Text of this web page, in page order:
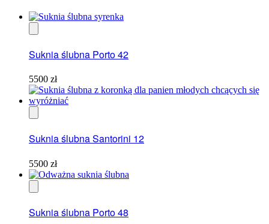
Suknia ślubna Porto 42
5500 zł
Suknia ślubna Santorini 12
5500 zł
Suknia ślubna Porto 48